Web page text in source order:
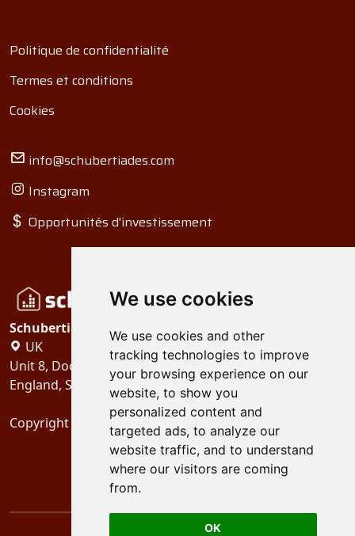
We use cookies
We use cookies and other
tracking technologies to improve
your browsing experience on our
website, to show you
personalized content and
targeted ads, to analyze our
website traffic, and to understand
where our visitors are coming
from.
OK
Politique de confidentialité
Termes et conditions
Cookies
info@schubertiades.com
Instagram
Opportunités d'investissement
Schubertiades, Ltd.
UK
Unit 8, Dock Offices, Surrey Quays Road, London
England, SE16 2XU
Copyright 2024 Schubertiades, Ltd.